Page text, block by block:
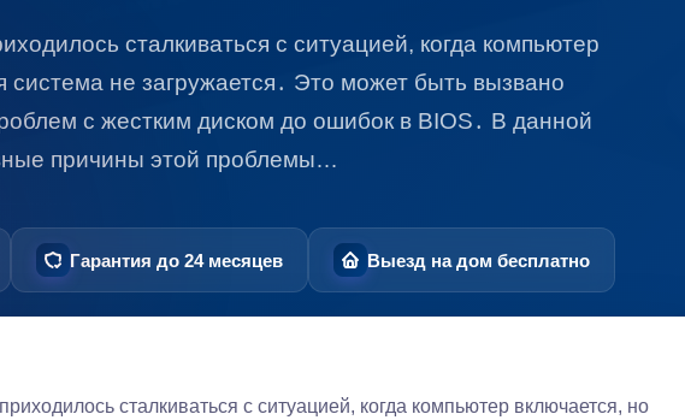
сталкиваться с ситуацией, когда компьютер
система не загружается․ Это может быть вызвано
с жестким диском до ошибок в BIOS․ В данной
причины этой проблемы…
Гарантия до 24 месяцев Выезд на дом бесплатно
сталкиваться с ситуацией, когда компьютер включается, но